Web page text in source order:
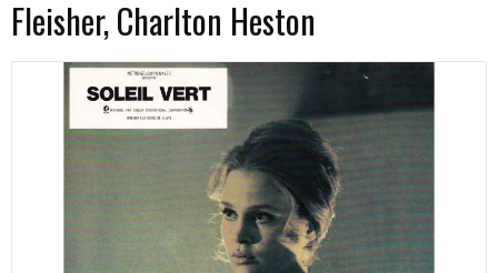
Fleisher, Charlton Heston